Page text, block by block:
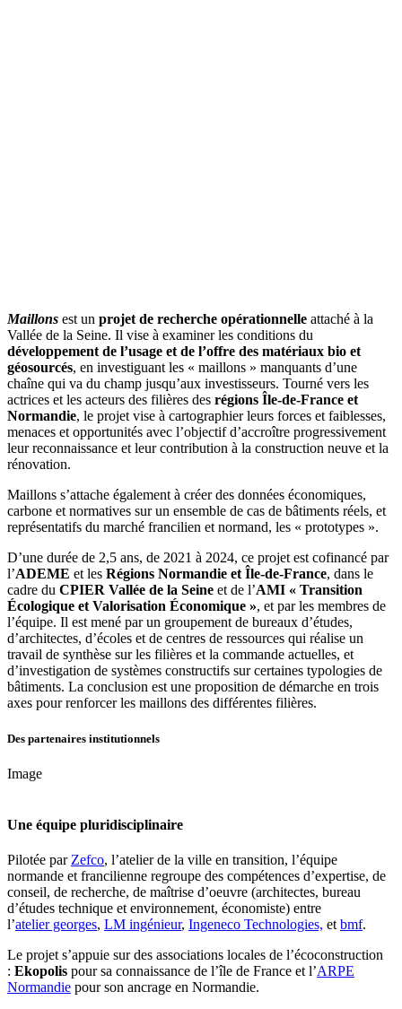
Maillons est un projet de recherche opérationnelle attaché à la
Vallée de la Seine. Il vise à examiner les conditions du
développement de l’usage et de l’offre des matériaux bio et
géosourcés, en investiguant les « maillons » manquants d’une
chaîne qui va du champ jusqu’aux investisseurs. Tourné vers les
actrices et les acteurs des filières des régions Île-de-France et
Normandie, le projet vise à cartographier leurs forces et faiblesses,
menaces et opportunités avec l’objectif d’accroître progressivement
leur reconnaissance et leur contribution à la construction neuve et la
rénovation.
Maillons s’attache également à créer des données économiques,
carbone et normatives sur un ensemble de cas de bâtiments réels, et
représentatifs du marché francilien et normand, les « prototypes ».
D’une durée de 2,5 ans, de 2021 à 2024, ce projet est cofinancé par
l’ADEME et les Régions Normandie et Île-de-France, dans le
cadre du CPIER Vallée de la Seine et de l’AMI « Transition
Écologique et Valorisation Économique », et par les membres de
l’équipe. Il est mené par un groupement de bureaux d’études,
d’architectes, d’écoles et de centres de ressources qui réalise un
travail de synthèse sur les filières et la commande actuelles, et
d’investigation de systèmes constructifs sur certaines typologies de
bâtiments. La conclusion est une proposition de démarche en trois
axes pour renforcer les maillons des différentes filières.
Des partenaires institutionnels
Image
Une équipe pluridisciplinaire
Pilotée par Zefco, l’atelier de la ville en transition, l’équipe
normande et francilienne regroupe des compétences d’expertise, de
conseil, de recherche, de maîtrise d’oeuvre (architectes, bureau
d’études technique et environnement, économiste) entre
l’atelier georges, LM ingénieur, Ingeneco Technologies, et bmf.
Le projet s’appuie sur des associations locales de l’écoconstruction
: Ekopolis pour sa connaissance de l’île de France et l’ARPE
Normandie pour son ancrage en Normandie.